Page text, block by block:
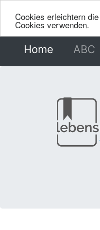
Cookies erleichtern
Cookies verwenden.
Home (current)
ABC